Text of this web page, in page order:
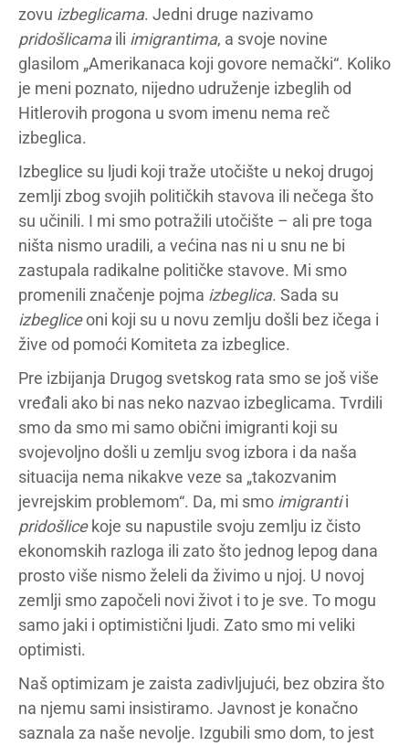
zovu izbeglicama. Jedni druge nazivamo
pridošlicamaili imigrantima, a svoje novine
glasilom „Amerikanaca koji govore nemački“. Koliko
je meni poznato, nijedno udruženje izbeglih od
Hitlerovih progona u svom imenu nema reč
izbeglica.
Izbeglice su ljudi koji traže utočište u nekoj drugoj
zemlji zbog svojih političkih stavova ili nečega što
su učinili. I mi smo potražili utočište – ali pre toga
ništa nismo uradili, a većina nas ni u snu ne bi
zastupala radikalne političke stavove. Mi smo
promenili značenje pojma izbeglica. Sada su
izbegliceoni koji su u novu zemlju došli bez ičega i
žive od pomoći Komiteta za izbeglice.
Pre izbijanja Drugog svetskog rata smo se još više
vređali ako bi nas neko nazvao izbeglicama. Tvrdili
smo da smo mi samo obični imigranti koji su
svojevoljno došli u zemlju svog izbora i da naša
situacija nema nikakve veze sa „takozvanim
jevrejskim problemom“. Da, mi smo imigrantii
pridošlicekoje su napustile svoju zemlju iz čisto
ekonomskih razloga ili zato što jednog lepog dana
prosto više nismo želeli da živimo u njoj. U novoj
zemlji smo započeli novi život i to je sve. To mogu
samo jaki i optimistični ljudi. Zato smo mi veliki
optimisti.
Naš optimizam je zaista zadivljujući, bez obzira što
na njemu sami insistiramo. Javnost je konačno
saznala za naše nevolje. Izgubili smo dom, to jest